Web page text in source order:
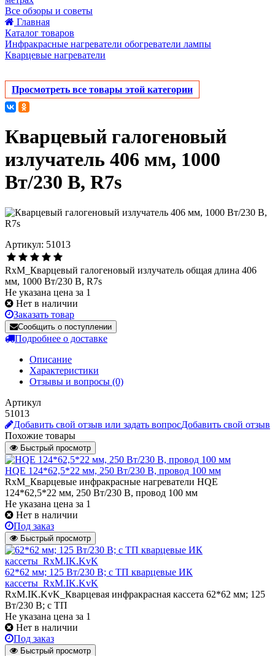
Все обзоры и советы
Главная
Каталог товаров
Инфракрасные нагреватели обогреватели лампы
Кварцевые нагреватели
Просмотреть все товары этой категории
Кварцевый галогеновый
излучатель 406 мм, 1000
Вт/230 В, R7s
Артикул: 51013
RxM_Кварцевый галогеновый излучатель общая длина 406
мм, 1000 Вт/230 В, R7s
Не указана цена за 1
Нет в наличии
Заказать товар
Сообщить о поступлении
Подробнее о доставке
Описание
Характеристики
Отзывы и вопросы (0)
Артикул
51013
Добавить свой отзыв или задать вопросДобавить свой отзыв
Похожие товары
Быстрый просмотр
HQE 124*62,5*22 мм, 250 Вт/230 В, провод 100 мм
RxM_Кварцевые инфракрасные нагреватели HQE
124*62,5*22 мм, 250 Вт/230 В, провод 100 мм
Не указана цена за 1
Нет в наличии
Под заказ
Быстрый просмотр
62*62 мм; 125 Вт/230 В; с ТП кварцевые ИК
кассеты_RxM.IK.KvK
RxM.IK.KvK_Кварцевая инфракрасная кассета 62*62 мм; 125
Вт/230 В; с ТП
Не указана цена за 1
Нет в наличии
Под заказ
Быстрый просмотр